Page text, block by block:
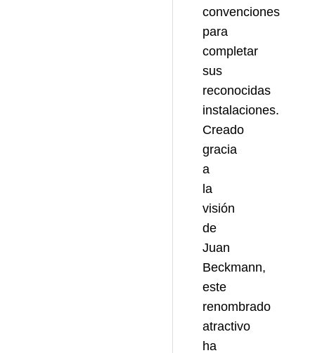
convenciones
para
completar
sus
reconocidas
instalaciones.
Creado
gracia
a
la
visión
de
Juan
Beckmann,
este
renombrado
atractivo
ha